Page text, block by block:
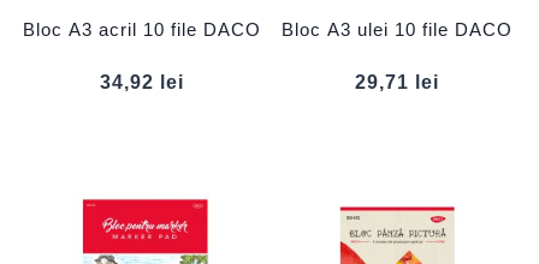
Bloc A3 acril 10 file DACO
34,92 lei
Bloc A3 ulei 10 file DACO
29,71 lei